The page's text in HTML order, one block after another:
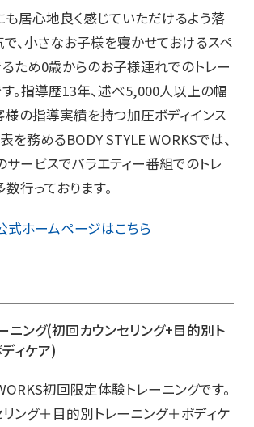
居心地良く感じていただけるよう落
、小さなお子様を寝かせておけるスペ
ため0歳からのお子様連れでのトレー
。指導歴13年、述べ5,000人以上の幅
の指導実績を持つ加圧ボディインス
を務めるBODY STYLE WORKSでは、
ービスでバラエティー番組でのトレ
行っております。
式ホームページはこちら
ニング(初回カウンセリング+目的別ト
ィケア)
初回限定体験トレーニングです。
ング＋目的別トレーニング＋ボディケ